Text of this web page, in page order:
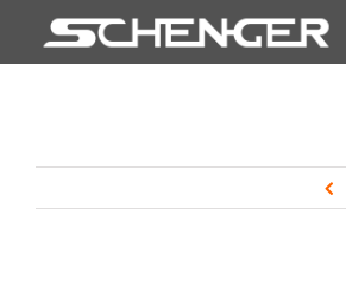
Inhalt
HÄNDLERSUCHE